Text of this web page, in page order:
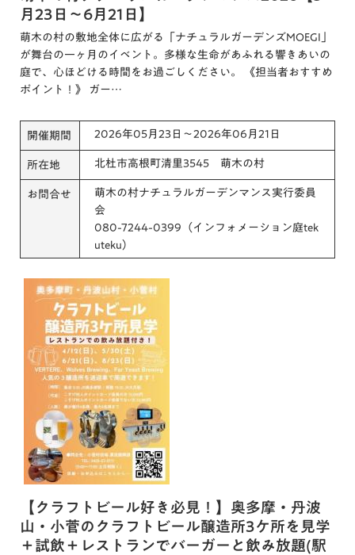
月23日～6月21日】
萌木の村の敷地全体に広がる「ナチュラルガーデンズMOEGI」
が舞台の一ヶ月のイベント。多様な生命があふれる響きあいの
庭で、心ほどける時間をお過ごしください。 《担当者おすすめ
ポイント！》 ガー…
開催期間 2026年05月23日～2026年06月21日
所在地 北杜市高根町清里3545 萌木の村
お問合せ
萌木の村ナチュラルガーデンマンス実行委員
会
080-7244-0399（インフォメーション庭tek
uteku）
【クラフトビール好き必見！】奥多摩・丹波
山・小菅のクラフトビール醸造所3ケ所を見学
＋試飲＋レストランでバーガーと飲み放題(駅